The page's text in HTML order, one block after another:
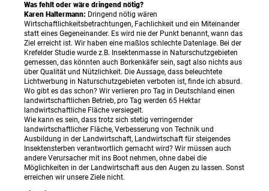
Was fehlt oder wäre dringend nötig?
Karen Haltermann: Dringend nötig wären
Wirtschaftlichkeitsbetrachtungen, Fachlichkeit und ein Miteinander
statt eines Gegeneinander. Es wird nie der Punkt benannt, wann das
Ziel erreicht ist. Wir haben eine maßlos schlechte Datenlage. Bei der
Krefelder Studie wurde z.B. Insektenmasse in Naturschutzgebieten
gemessen, das könnten auch Borkenkäfer sein, sagt also nichts aus
über Qualität und Nützlichkeit. Die Aussage, dass beleuchtete
Lichtwerbung in Naturschutzgebieten verboten ist, finde ich absurd.
Wo gibt es das schon? Wir verlieren pro Tag in Deutschland einen
landwirtschaftlichen Betrieb, pro Tag werden 65 Hektar
landwirtschaftliche Fläche versiegelt.
Wie kann es sein, dass trotz sich stetig verringernder
landwirtschaftlicher Fläche, Verbesserung von Technik und
Ausbildung in der Landwirtschaft, Landwirtschaft für steigendes
Insektensterben verantwortlich gemacht wird? Wir müssen auch
andere Verursacher mit ins Boot nehmen, ohne dabei die
Möglichkeiten in der Landwirtschaft aus den Augen zu lassen. Sonst
erreichen wir unsere Ziele nicht.